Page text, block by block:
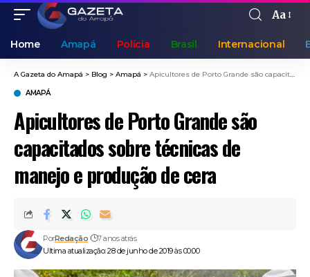
Aa
Home Amapá Polícia Brasil Internacional
A Gazeta do Amapá > Blog > Amapá > Apicultores de Porto Grande são capacitados sobre técnicas de manejo e produção de cera
AMAPÁ
Apicultores de Porto Grande são
capacitados sobre técnicas de
manejo e produção de cera
Ultima atualização: 28 de junho de 2019 às 00:00
PorRedação 7 anos atrás